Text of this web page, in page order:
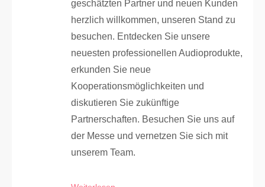
geschätzten Partner und neuen Kunden
herzlich willkommen, unseren Stand zu
besuchen. Entdecken Sie unsere
neuesten professionellen Audioprodukte,
erkunden Sie neue
Kooperationsmöglichkeiten und
diskutieren Sie zukünftige
Partnerschaften. Besuchen Sie uns auf
der Messe und vernetzen Sie sich mit
unserem Team.